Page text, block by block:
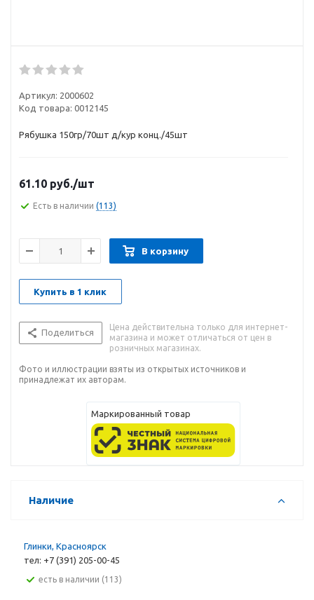
Артикул: 2000602
Код товара: 0012145
Рябушка 150гр/70шт д/кур конц./45шт
61.10 руб./шт
Есть в наличии (113)
В корзину
Купить в 1 клик
Поделиться
Цена действительна только для интернет-
магазина и может отличаться от цен в
розничных магазинах.
Фото и иллюстрации взяты из открытых источников и
принадлежат их авторам.
Маркированный товар
Наличие
Глинки, Красноярск
тел: +7 (391) 205-00-45
Есть в наличии (113)